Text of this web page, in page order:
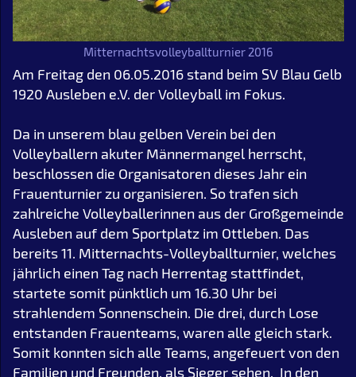
Mitternachtsvolleyballturnier 2016
Am Freitag den 06.05.2016 stand beim SV Blau Gelb
1920 Ausleben e.V. der Volleyball im Fokus.
Da in unserem blau gelben Verein bei den
Volleyballern akuter Männermangel herrscht,
beschlossen die Organisatoren dieses Jahr ein
Frauenturnier zu organisieren. So trafen sich
zahlreiche Volleyballerinnen aus der Großgemeinde
Ausleben auf dem Sportplatz im Ottleben. Das
bereits 11. Mitternachts-Volleyballturnier, welches
jährlich einen Tag nach Herrentag stattfindet,
startete somit pünktlich um 16.30 Uhr bei
strahlendem Sonnenschein. Die drei, durch Lose
entstanden Frauenteams, waren alle gleich stark.
Somit konnten sich alle Teams, angefeuert von den
Familien und Freunden, als Sieger sehen. In den